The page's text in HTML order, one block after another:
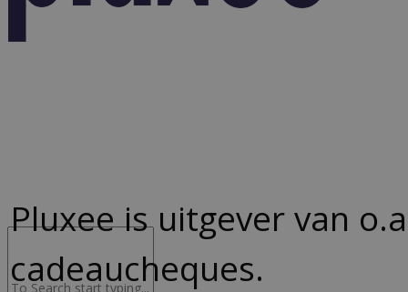
Pluxee is uitgever van
cadeaucheques.